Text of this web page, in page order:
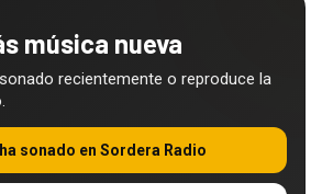
música nueva
recientemente o reproduce la
sonado en Sordera Radio